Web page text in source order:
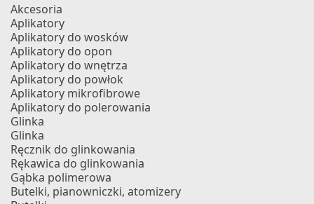
Akcesoria
Aplikatory
Aplikatory do wosków
Aplikatory do opon
Aplikatory do wnętrza
Aplikatory do powłok
Aplikatory mikrofibrowe
Aplikatory do polerowania
Glinka
Glinka
Ręcznik do glinkowania
Rękawica do glinkowania
Gąbka polimerowa
Butelki, pianowniczki, atomizery